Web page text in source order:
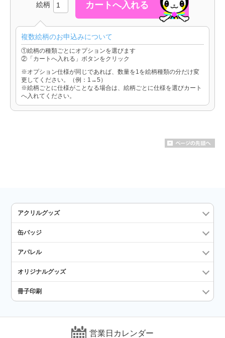
絵柄
複数絵柄のお申込みについて
①絵柄の種類ごとにオプションを選びます
②「カートへ入れる」ボタンをクリック
※オプション仕様が同じであれば、数量を1を絵柄種類の分だけ変
更してください。（例：1→5）
※絵柄ごとに仕様がことなる場合は、絵柄ごとに仕様を選びカート
へ入れてください。
アクリルグッズ
缶バッジ
アパレル
オリジナルグッズ
冊子印刷
営業日カレンダー